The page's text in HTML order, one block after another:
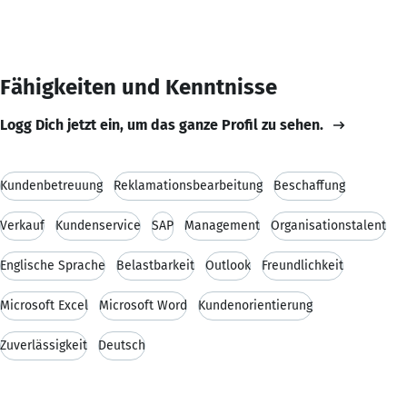
Fähigkeiten und Kenntnisse
Logg Dich jetzt ein, um das ganze Profil zu sehen.
Kundenbetreuung Reklamationsbearbeitung Beschaffung
Verkauf Kundenservice SAP Management Organisationstalent
Englische Sprache Belastbarkeit Outlook Freundlichkeit
Microsoft Excel Microsoft Word Kundenorientierung
Zuverlässigkeit Deutsch